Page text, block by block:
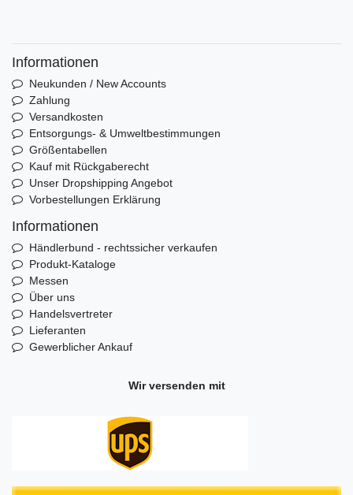
Informationen
Neukunden / New Accounts
Zahlung
Versandkosten
Entsorgungs- & Umweltbestimmungen
Größentabellen
Kauf mit Rückgaberecht
Unser Dropshipping Angebot
Vorbestellungen Erklärung
Informationen
Händlerbund - rechtssicher verkaufen
Produkt-Kataloge
Messen
Über uns
Handelsvertreter
Lieferanten
Gewerblicher Ankauf
Wir versenden mit